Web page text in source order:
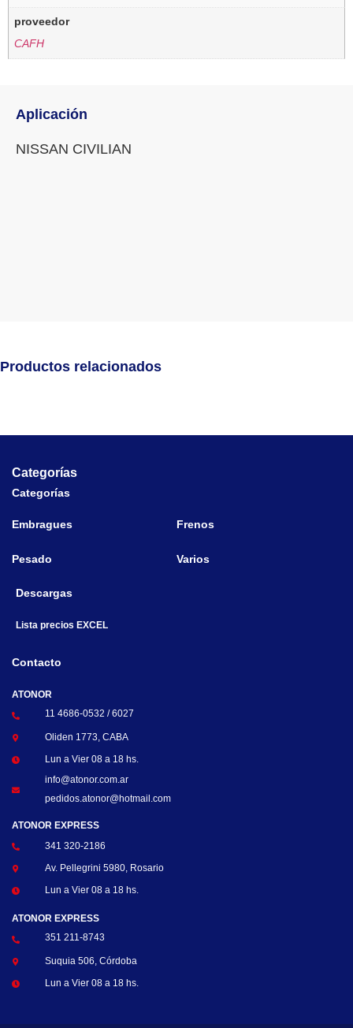
proveedor
CAFH
Aplicación
NISSAN CIVILIAN
Productos relacionados
Categorías
Categorías
Embragues Frenos
Pesado Varios
Descargas
Lista precios EXCEL
Contacto
ATONOR
11 4686-0532 / 6027
Oliden 1773, CABA
Lun a Vier 08 a 18 hs.
info@atonor.com.ar
pedidos.atonor@hotmail.com
ATONOR EXPRESS
341 320-2186
Av. Pellegrini 5980, Rosario
Lun a Vier 08 a 18 hs.
ATONOR EXPRESS
351 211-8743
Suquia 506, Córdoba
Lun a Vier 08 a 18 hs.